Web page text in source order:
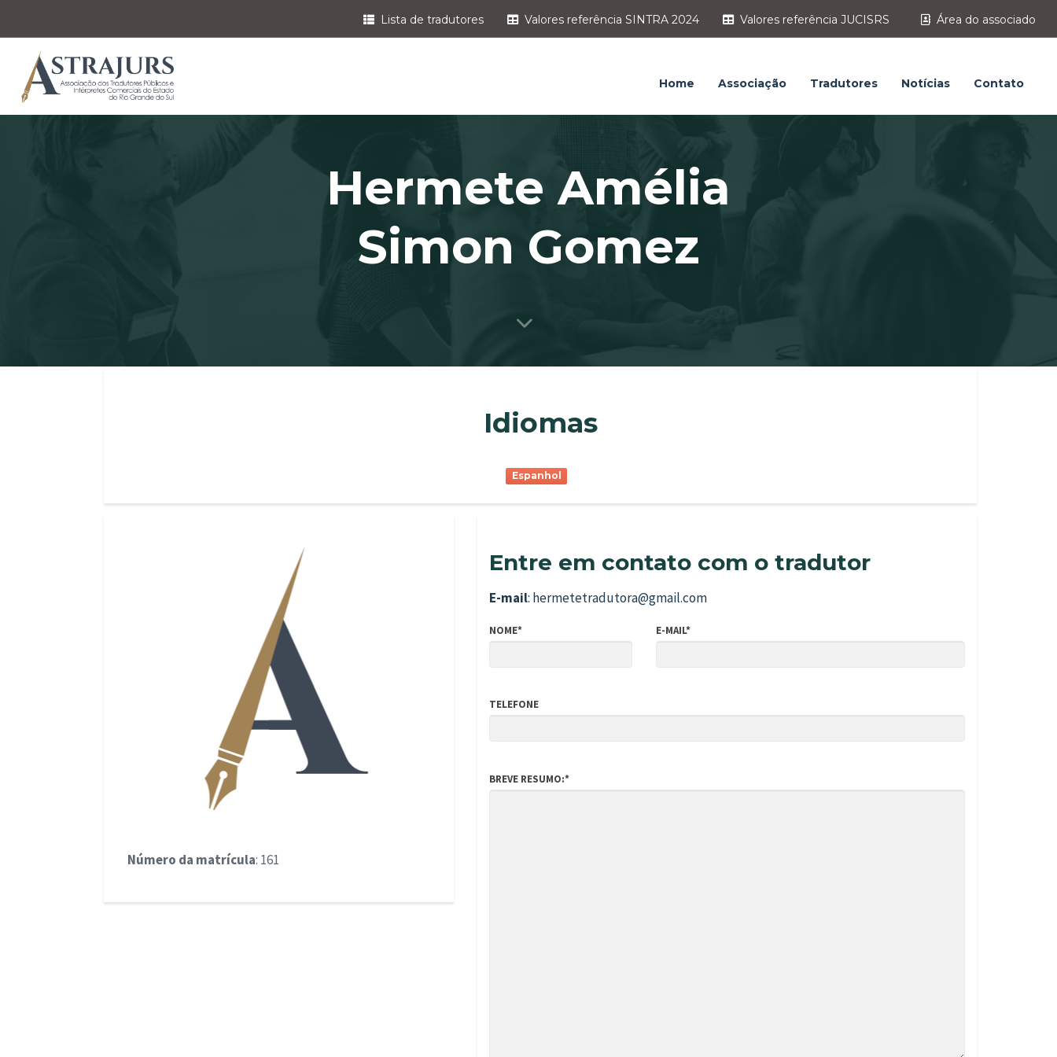
Lista de tradutores Valores referência SINTRA 2024 Valores referência JUCISRS Área do associado
Home Associação Tradutores Notícias Contato
Hermete Amélia
Simon Gomez
Idiomas
Espanhol
Número da matrícula: 161
Entre em contato com o tradutor
E-mail: hermetetradutora@gmail.com
NOME* E-MAIL*
TELEFONE
BREVE RESUMO:*